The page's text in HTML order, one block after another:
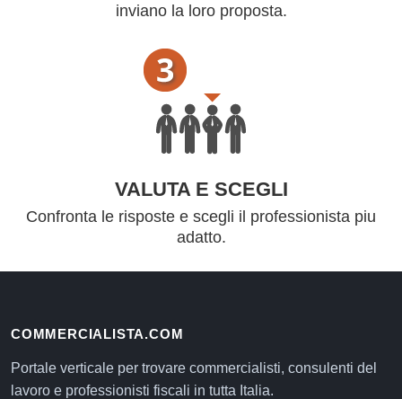
inviano la loro proposta.
VALUTA E SCEGLI
Confronta le risposte e scegli il professionista piu
adatto.
COMMERCIALISTA.COM
Portale verticale per trovare commercialisti, consulenti del
lavoro e professionisti fiscali in tutta Italia.